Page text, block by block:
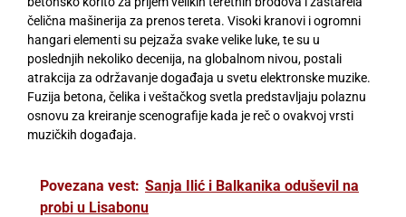
čelična mašinerija za prenos tereta. Visoki kranovi i ogromni
hangari elementi su pejzaža svake velike luke, te su u
poslednjih nekoliko decenija, na globalnom nivou, postali
atrakcija za održavanje događaja u svetu elektronske muzike.
Fuzija betona, čelika i veštačkog svetla predstavljaju polaznu
osnovu za kreiranje scenografije kada je reč o ovakvoj vrsti
muzičkih događaja.
Povezana vest: Sanja Ilić i Balkanika oduševil na
probi u Lisabonu